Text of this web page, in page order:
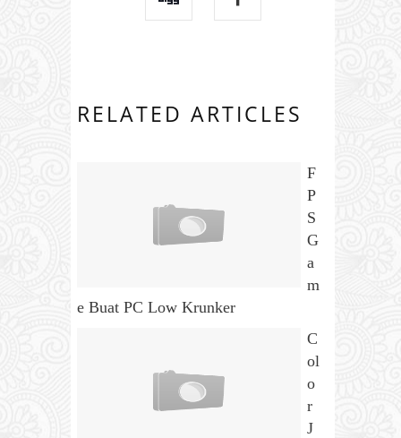
RELATED ARTICLES
F
P
S
G
a
m
e Buat PC Low Krunker
C
ol
o
r
J